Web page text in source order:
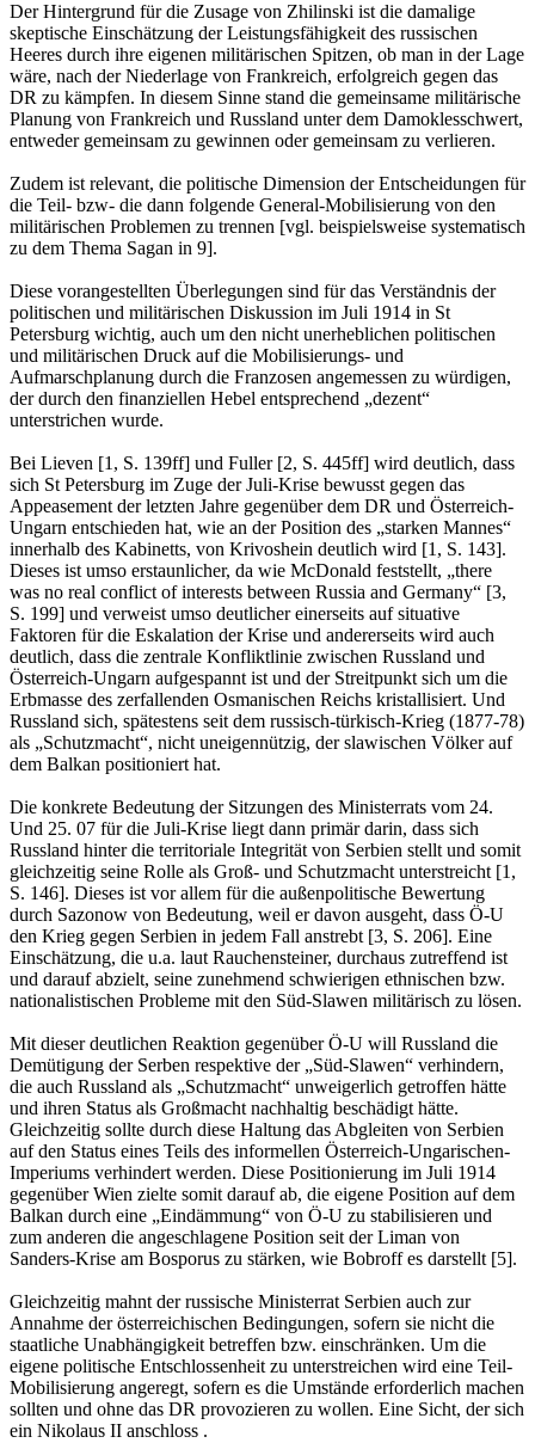
Der Hintergrund für die Zusage von Zhilinski ist die damalige
skeptische Einschätzung der Leistungsfähigkeit des russischen
Heeres durch ihre eigenen militärischen Spitzen, ob man in der Lage
wäre, nach der Niederlage von Frankreich, erfolgreich gegen das
DR zu kämpfen. In diesem Sinne stand die gemeinsame militärische
Planung von Frankreich und Russland unter dem Damoklesschwert,
entweder gemeinsam zu gewinnen oder gemeinsam zu verlieren.
Zudem ist relevant, die politische Dimension der Entscheidungen für
die Teil- bzw- die dann folgende General-Mobilisierung von den
militärischen Problemen zu trennen [vgl. beispielsweise systematisch
zu dem Thema Sagan in 9].
Diese vorangestellten Überlegungen sind für das Verständnis der
politischen und militärischen Diskussion im Juli 1914 in St
Petersburg wichtig, auch um den nicht unerheblichen politischen
und militärischen Druck auf die Mobilisierungs- und
Aufmarschplanung durch die Franzosen angemessen zu würdigen,
der durch den finanziellen Hebel entsprechend „dezent“
unterstrichen wurde.
Bei Lieven [1, S. 139ff] und Fuller [2, S. 445ff] wird deutlich, dass
sich St Petersburg im Zuge der Juli-Krise bewusst gegen das
Appeasement der letzten Jahre gegenüber dem DR und Österreich-
Ungarn entschieden hat, wie an der Position des „starken Mannes“
innerhalb des Kabinetts, von Krivoshein deutlich wird [1, S. 143].
Dieses ist umso erstaunlicher, da wie McDonald feststellt, „there
was no real conflict of interests between Russia and Germany“ [3,
S. 199] und verweist umso deutlicher einerseits auf situative
Faktoren für die Eskalation der Krise und andererseits wird auch
deutlich, dass die zentrale Konfliktlinie zwischen Russland und
Österreich-Ungarn aufgespannt ist und der Streitpunkt sich um die
Erbmasse des zerfallenden Osmanischen Reichs kristallisiert. Und
Russland sich, spätestens seit dem russisch-türkisch-Krieg (1877-78)
als „Schutzmacht“, nicht uneigennützig, der slawischen Völker auf
dem Balkan positioniert hat.
Die konkrete Bedeutung der Sitzungen des Ministerrats vom 24.
Und 25. 07 für die Juli-Krise liegt dann primär darin, dass sich
Russland hinter die territoriale Integrität von Serbien stellt und somit
gleichzeitig seine Rolle als Groß- und Schutzmacht unterstreicht [1,
S. 146]. Dieses ist vor allem für die außenpolitische Bewertung
durch Sazonow von Bedeutung, weil er davon ausgeht, dass Ö-U
den Krieg gegen Serbien in jedem Fall anstrebt [3, S. 206]. Eine
Einschätzung, die u.a. laut Rauchensteiner, durchaus zutreffend ist
und darauf abzielt, seine zunehmend schwierigen ethnischen bzw.
nationalistischen Probleme mit den Süd-Slawen militärisch zu lösen.
Mit dieser deutlichen Reaktion gegenüber Ö-U will Russland die
Demütigung der Serben respektive der „Süd-Slawen“ verhindern,
die auch Russland als „Schutzmacht“ unweigerlich getroffen hätte
und ihren Status als Großmacht nachhaltig beschädigt hätte.
Gleichzeitig sollte durch diese Haltung das Abgleiten von Serbien
auf den Status eines Teils des informellen Österreich-Ungarischen-
Imperiums verhindert werden. Diese Positionierung im Juli 1914
gegenüber Wien zielte somit darauf ab, die eigene Position auf dem
Balkan durch eine „Eindämmung“ von Ö-U zu stabilisieren und
zum anderen die angeschlagene Position seit der Liman von
Sanders-Krise am Bosporus zu stärken, wie Bobroff es darstellt [5].
Gleichzeitig mahnt der russische Ministerrat Serbien auch zur
Annahme der österreichischen Bedingungen, sofern sie nicht die
staatliche Unabhängigkeit betreffen bzw. einschränken. Um die
eigene politische Entschlossenheit zu unterstreichen wird eine Teil-
Mobilisierung angeregt, sofern es die Umstände erforderlich machen
sollten und ohne das DR provozieren zu wollen. Eine Sicht, der sich
ein Nikolaus II anschloss .